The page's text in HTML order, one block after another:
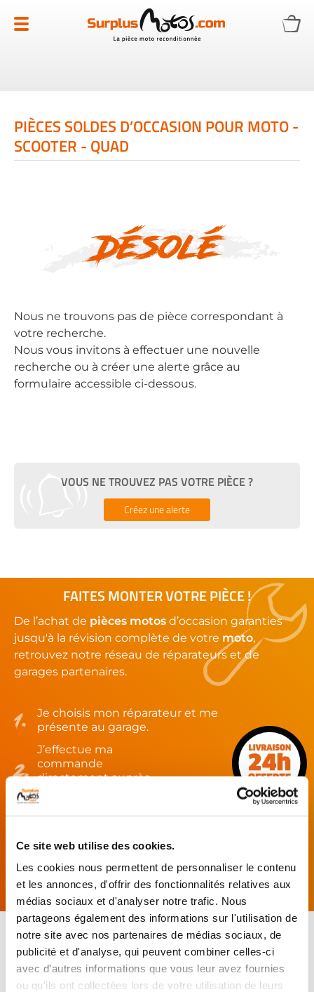
Ce site web utilise des cookies.
Les cookies nous permettent de personnaliser le contenu
et les annonces, d'offrir des fonctionnalités relatives aux
médias sociaux et d'analyser notre trafic. Nous
partageons également des informations sur l'utilisation de
notre site avec nos partenaires de médias sociaux, de
publicité et d'analyse, qui peuvent combiner celles-ci
avec d'autres informations que vous leur avez fournies
ou qu'ils ont collectées lors de votre utilisation de leurs
au
contenu
PIÈCES SOLDES D’OCCASION POUR MOTO -
SCOOTER - QUAD
Désolé
Nous ne trouvons pas de pièce correspondant à
votre recherche.
Nous vous invitons à effectuer une nouvelle
recherche ou à créer une alerte grâce au
formulaire accessible ci-dessous.
VOUS NE TROUVEZ PAS VOTRE PIÈCE ?
Créez une alerte
FAITES MONTER VOTRE PIÈCE !
De l’achat de pièces motos d’occasion garanties
jusqu'à la révision complète de votre moto,
retrouvez notre réseau de réparateurs et de
garages partenaires.
Je choisis mon réparateur et me
présente au garage.
J’effectue ma
commande
directement auprès
du réparateur.
Mes pièces sont livrées et